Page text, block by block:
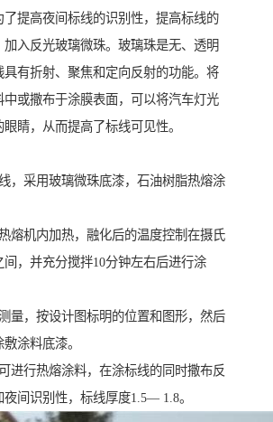
了提高夜间标线的识别性，提高标线的
加入反光玻璃微珠。玻璃珠是无、透明
具有折射、聚焦和定向反射的功能。将
中或撒布于涂膜表面，可以将汽车灯光
睛，从而提高了标线可见性。
，采用玻璃微珠底漆，石油树脂热熔涂
熔机内加热，融化后的温度控制在摄氏
间，并充分搅拌10分钟左右后进行涂
量，按设计图标明的位置和图形，然后
涂料底漆。
进行热熔涂料，在涂标线的同时撒布反
间识别性，标线厚度1.5— 1.8。